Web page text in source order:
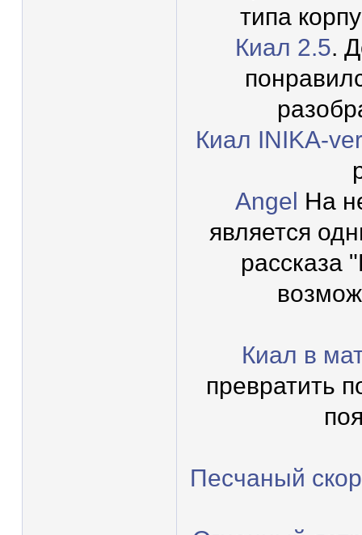
типа
Киал 2.5.
Киал INIKA-
Angel На
является
рассказа
Киал в
превратить
Песчаный